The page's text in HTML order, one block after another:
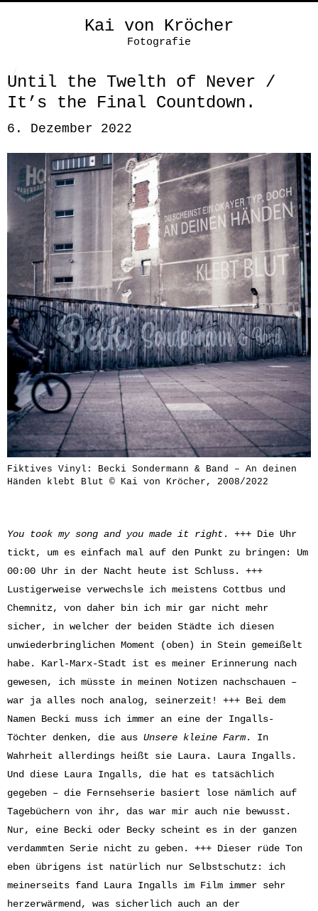
Kai von Kröcher
Fotografie
Until the Twelth of Never /
It’s the Final Countdown.
6. Dezember 2022
Fiktives Vinyl: Becki Sondermann & Band – An deinen
Händen klebt Blut © Kai von Kröcher, 2008/2022
You took my song and you made it right. +++ Die Uhr
tickt, um es einfach mal auf den Punkt zu bringen: Um
00:00 Uhr in der Nacht heute ist Schluss. +++
Lustigerweise verwechsle ich meistens Cottbus und
Chemnitz, von daher bin ich mir gar nicht mehr
sicher, in welcher der beiden Städte ich diesen
unwiederbringlichen Moment (oben) in Stein gemeißelt
habe. Karl-Marx-Stadt ist es meiner Erinnerung nach
gewesen, ich müsste in meinen Notizen nachschauen –
war ja alles noch analog, seinerzeit! +++ Bei dem
Namen Becki muss ich immer an eine der Ingalls-
Töchter denken, die aus Unsere kleine Farm. In
Wahrheit allerdings heißt sie Laura. Laura Ingalls.
Und diese Laura Ingalls, die hat es tatsächlich
gegeben – die Fernsehserie basiert lose nämlich auf
Tagebüchern von ihr, das war mir auch nie bewusst.
Nur, eine Becki oder Becky scheint es in der ganzen
verdammten Serie nicht zu geben. +++ Dieser rüde Ton
eben übrigens ist natürlich nur Selbstschutz: ich
meinerseits fand Laura Ingalls im Film immer sehr
herzerwärmend, was sicherlich auch an der